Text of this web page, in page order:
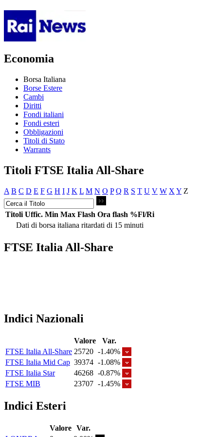
Economia
Borsa Italiana
Borse Estere
Cambi
Diritti
Fondi italiani
Fondi esteri
Obbligazioni
Titoli di Stato
Warrants
Titoli FTSE Italia All-Share
A B C D E F G H I J K L M N O P Q R S T U V W X Y Z
Titoli Uffic. Min Max Flash Ora flash %Fl/Ri
Dati di borsa italiana ritardati di 15 minuti
FTSE Italia All-Share
Indici Nazionali
Valore
Var.
FTSE Italia All-Share 25720 -1.40%
FTSE Italia Mid Cap 39374 -1.08%
FTSE Italia Star
46268 -0.87%
FTSE MIB
23707 -1.45%
Indici Esteri
Valore Var.